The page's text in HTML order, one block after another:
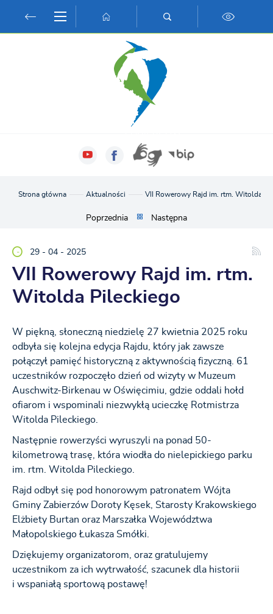
Przejdź do wyszukiwarki.
Przejdź do ustawień wielkości czcionki.
Włącz wersję kontrastową strony.
Strona główna Aktualności VII Rowerowy Rajd im. rtm. Witolda
Poprzednia Następna
29 - 04 - 2025
VII Rowerowy Rajd im. rtm.
Witolda Pileckiego
W piękną, słoneczną niedzielę 27 kwietnia 2025 roku
odbyła się kolejna edycja Rajdu, który jak zawsze
połączył pamięć historyczną z aktywnością fizyczną. 61
uczestników rozpoczęło dzień od wizyty w Muzeum
Auschwitz-Birkenau w Oświęcimiu, gdzie oddali hołd
ofiarom i wspominali niezwykłą ucieczkę Rotmistrza
Witolda Pileckiego.
Następnie rowerzyści wyruszyli na ponad 50-
kilometrową trasę, która wiodła do nielepickiego parku
im. rtm. Witolda Pileckiego.
Rajd odbył się pod honorowym patronatem Wójta
Gminy Zabierzów Doroty Kęsek, Starosty Krakowskiego
Elżbiety Burtan oraz Marszałka Województwa
Małopolskiego Łukasza Smółki.
Dziękujemy organizatorom, oraz gratulujemy
uczestnikom za ich wytrwałość, szacunek dla historii
i wspaniałą sportową postawę!